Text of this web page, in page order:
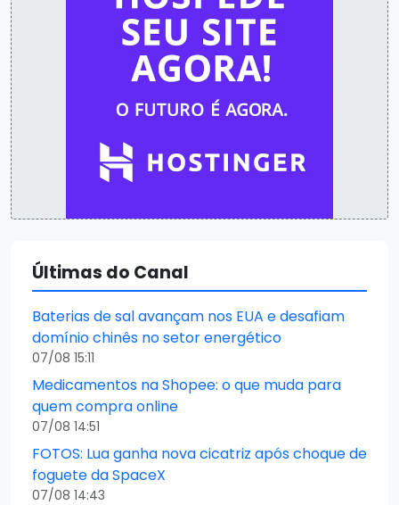
Últimas do Canal
Baterias de sal avançam nos EUA e desafiam
domínio chinês no setor energético
07/08 15:11
Medicamentos na Shopee: o que muda para
quem compra online
07/08 14:51
FOTOS: Lua ganha nova cicatriz após choque de
foguete da SpaceX
07/08 14:43